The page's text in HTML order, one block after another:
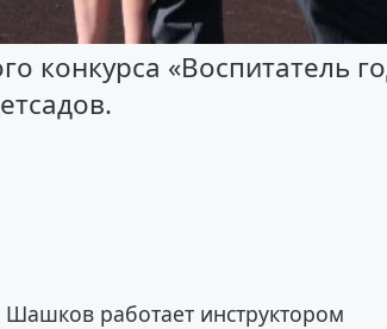
конкурса «Воспитатель
работает инструктором